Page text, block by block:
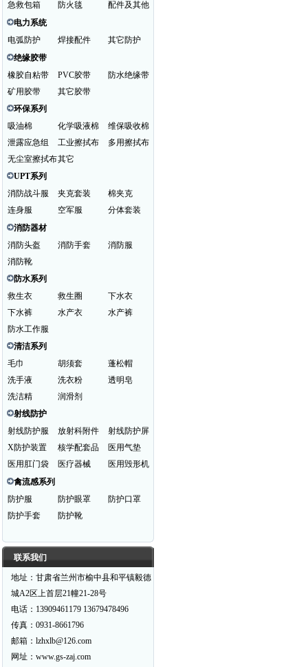
急救包箱 防火毯
配件及其他
电力系统
电弧防护
焊接配件
其它防护
绝缘胶带
橡胶自粘带
PVC胶带
防水绝缘带
矿用胶带
其它胶带
环保系列
吸油棉
化学吸液棉
维保吸收棉
泄露应急组
工业擦拭布
多用擦拭布
无尘室擦拭布其它
UPT系列
消防战斗服
夹克套装
棉夹克
连身服
空军服
分体套装
消防器材
消防头盔
消防手套
消防服
消防靴
防水系列
救生衣
救生圈
下水衣
下水裤
水产衣
水产裤
防水工作服
清洁系列
毛巾
胡须套
蓬松帽
洗手液
洗衣粉
透明皂
洗洁精
润滑剂
射线防护
射线防护服
放射科附件
射线防护屏
X防护装置
核学配套品
医用气垫
医用肛门袋
医疗器械
医用毁形机
禽流感系列
防护服
防护眼罩
防护口罩
防护手套
防护靴
联系我们
地址：甘肃省兰州市榆中县和平镇毅德
城A2区上首层21幢21-28号
电话：13909461179 13679478496
传真：0931-8661796
邮箱：lzhxlb@126.com
网址：www.gs-zaj.com